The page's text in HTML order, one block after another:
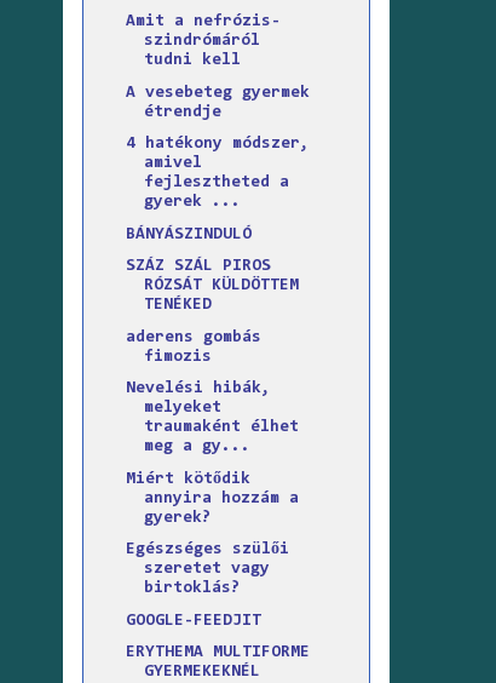
Amit a nefrózis-
szindrómáról
tudni kell
A vesebeteg gyermek
étrendje
4 hatékony módszer,
amivel
fejlesztheted a
gyerek ...
BÁNYÁSZINDULÓ
SZÁZ SZÁL PIROS
RÓZSÁT KÜLDÖTTEM
TENÉKED
aderens gombás
fimozis
Nevelési hibák,
melyeket
traumaként élhet
meg a gy...
Miért kötődik
annyira hozzám a
gyerek?
Egészséges szülői
szeretet vagy
birtoklás?
GOOGLE-FEEDJIT
ERYTHEMA MULTIFORME
GYERMEKEKNÉL